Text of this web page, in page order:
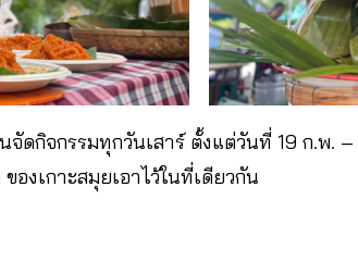
ดกิจกรรมทุกวันเสาร์ ตั้งแต่วันที่ 19 ก.พ.
องเกาะสมุยเอาไว้ในที่เดียวกัน